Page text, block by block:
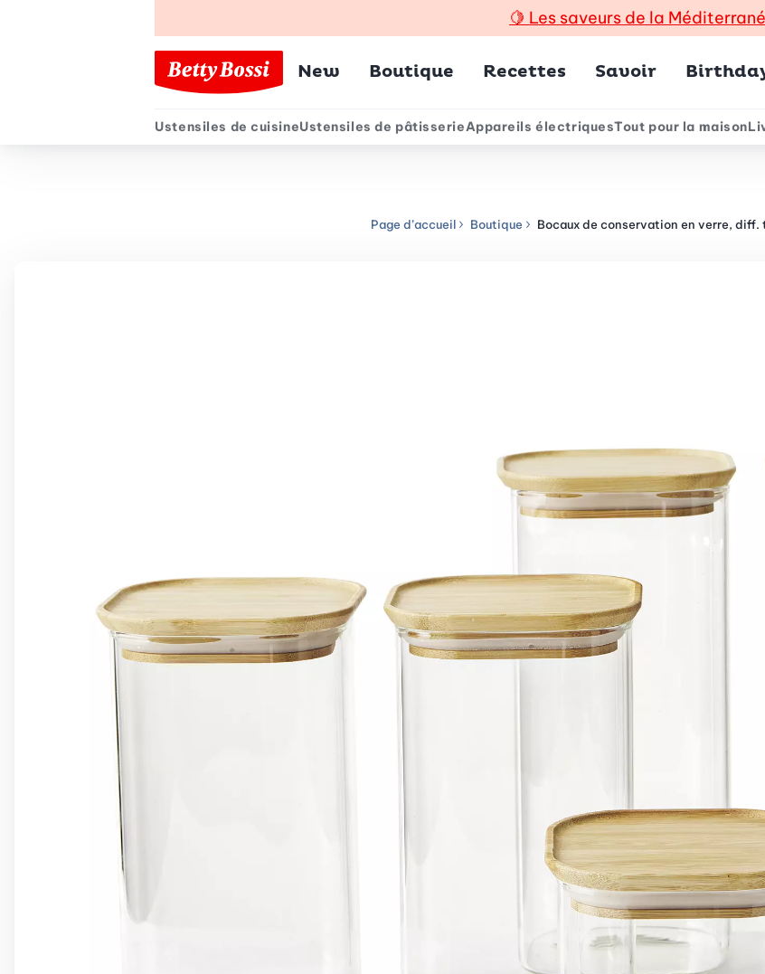
🍋 Les saveurs de la
Menu principal
New Boutique Recettes Savoir
Menu secondaire
Ustensiles de cuisineUstensiles de pâtisserieAppareils électriquesTout pour la maison
Page d’accueil Boutique Bocaux de conservation en verre, diff.